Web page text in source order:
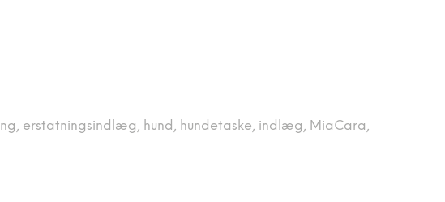
, erstatningsindlæg, hund , hundetaske, indlæg, MiaCara,